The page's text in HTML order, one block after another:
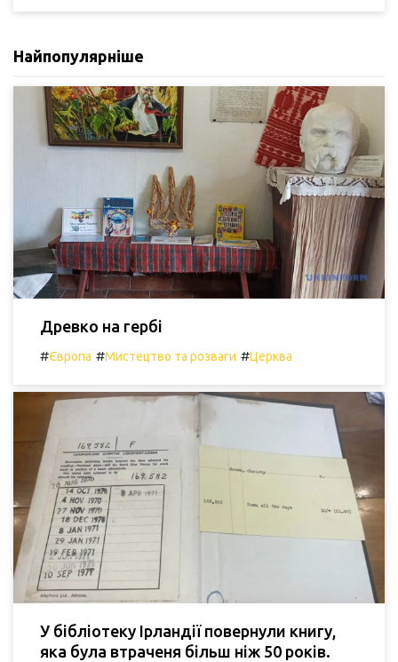
Найпопулярніше
Древко на гербі
#Європа #Мистецтво та розваги #Церква
У бібліотеку Ірландії повернули книгу,
яка була втраченя більш ніж 50 років.